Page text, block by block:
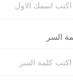
السر